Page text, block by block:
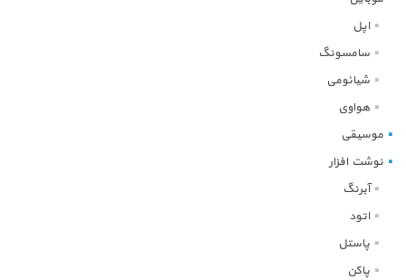
اپل
سامسونگ
شیائومی
هواوی
موسیقی
نوشت افزار
آبرنگ
اتود
پاستل
پاکن